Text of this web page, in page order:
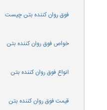
فوق روان کننده بتن چیست
خواص فوق روان کننده بتن
انواع فوق روان کننده بتن
قیمت فوق روان کننده بتن